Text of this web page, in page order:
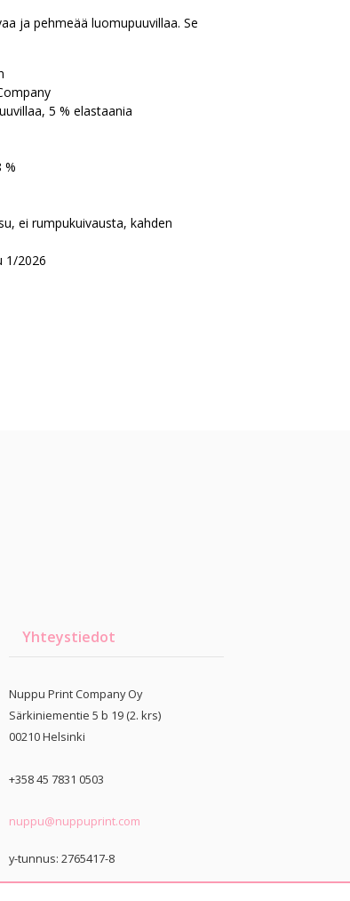
ja pehmeää luomupuuvillaa. Se
5 % elastaania
%
ei rumpukuivausta, kahden
1/2026
Yhteystiedot
Nuppu Print Company Oy
Särkiniementie 5 b 19 (2. krs)
00210Helsinki
+358 45 7831 0503
nuppu@nuppuprint.com
y-tunnus: 2765417-8